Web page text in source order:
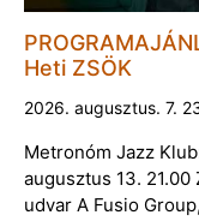
Heti ZSÖK
2026. augusztus. 7.
Metronóm Jazz
augusztus 13.
udvar A Fusio